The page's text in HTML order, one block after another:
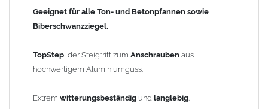
01 naturrot, 02 dunkelbraun, 03 anthrazit, 04 ziegel-
kupferrot (bitte im Auswahlfeld angeben)
Dachneigung: 0-60° einstellbar
Geeignet für alle Ton- und Betonpfannen sowie
Biberschwanzziegel.
TopStep , der Steigtritt zum Anschrauben aus
hochwertigem Aluminiumguss.
Extrem witterungsbeständig und langlebig